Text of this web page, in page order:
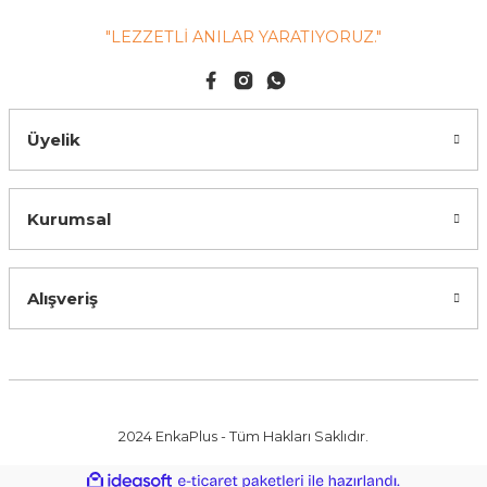
"LEZZETLİ ANILAR YARATIYORUZ."
Üyelik
Kurumsal
Alışveriş
2024 EnkaPlus - Tüm Hakları Saklıdır.
ideasoft e-